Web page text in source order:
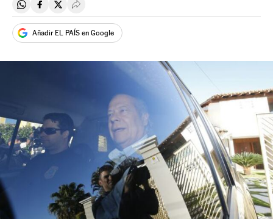
Compartir en Whatsapp
Compartir en Facebook
Compartir en Twitter
Desplegar Redes Sociales
Añadir EL PAÍS en Google